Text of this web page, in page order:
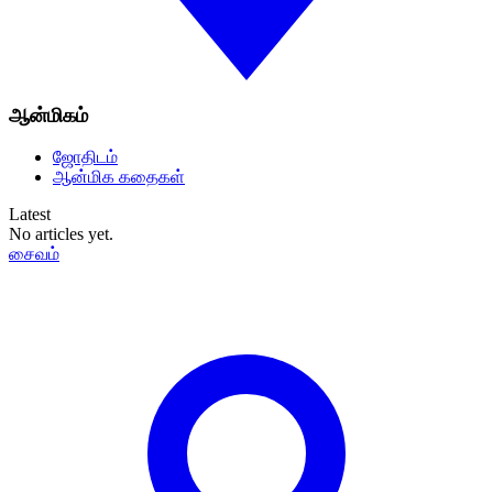
ஆன்மிகம்
ஜோதிடம்
ஆன்மிக கதைகள்
Latest
No articles yet.
சைவம்